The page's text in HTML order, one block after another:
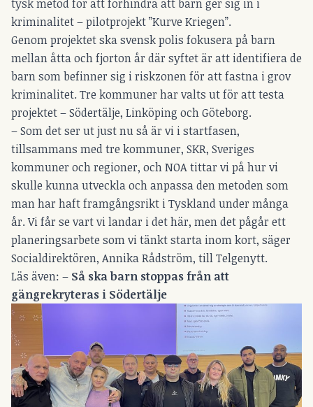
tysk metod för att förhindra att barn ger sig in i
kriminalitet – pilotprojekt ”Kurve Kriegen”.
Genom projektet ska svensk polis fokusera på barn
mellan åtta och fjorton år där syftet är att identifiera de
barn som befinner sig i riskzonen för att fastna i grov
kriminalitet. Tre kommuner har valts ut för att testa
projektet – Södertälje, Linköping och Göteborg.
– Som det ser ut just nu så är vi i startfasen,
tillsammans med tre kommuner, SKR, Sveriges
kommuner och regioner, och NOA tittar vi på hur vi
skulle kunna utveckla och anpassa den metoden som
man har haft framgångsrikt i Tyskland under många
år. Vi får se vart vi landar i det här, men det pågår ett
planeringsarbete som vi tänkt starta inom kort, säger
Socialdirektören, Annika Rådström, till Telgenytt.
Läs även: – Så ska barn stoppas från att
gängrekryteras i Södertälje